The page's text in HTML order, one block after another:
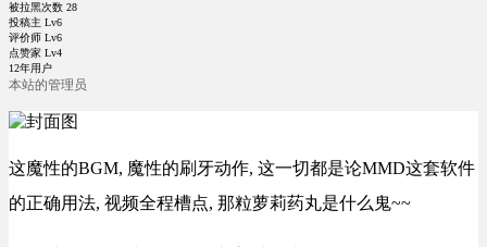
被拉黑次数 28
投稿主 Lv6
评价师 Lv6
点赞家 Lv4
12年用户
本站的管理员
这魔性的BGM, 魔性的刷牙动作, 这一切都是论MMD这套软件
的正确用法, 视频全程槽点, 那粒萝莉药丸是什么鬼~~